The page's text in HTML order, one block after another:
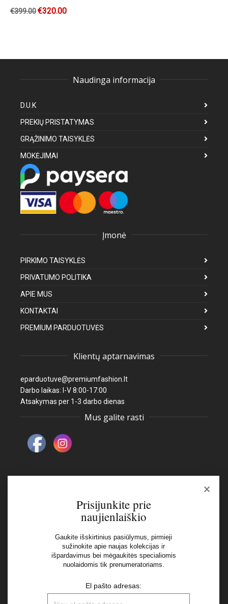
€399.00€320.00
Naudinga informacija
D.U.K
PREKIŲ PRISTATYMAS
GRĄŽINIMO TAISYKLĖS
MOKĖJIMAI
Įmonė
PIRKIMO TAISYKLĖS
PRIVATUMO POLITIKA
APIE MUS
KONTAKTAI
PREMIUM PARDUOTUVĖS
Klientų aptarnavimas
eparduotuve@premiumfashion.lt
Darbo laikas: I-V 8:00-17:00
Atsakymas per 1-3 darbo dienas
Mus galite rasti
Naujienlaiškis
Aš perskaičiau ir sutinku su Privatumo Politikos
×
Prisijunkite prie
naujienlaiškio
Gaukite išskirtinius pasiūlymus, pirmieji
sužinokite apie naujas kolekcijas ir
išpardavimus bei mėgaukitės specialiomis
nuolaidomis tik prenumeratoriams.
El pašto adresas: